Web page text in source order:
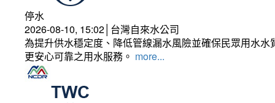
停水
2026-08-10, 15:02│台灣自來水公司
為提升供水穩定度、降低管線漏水風險並確保民眾用水
更安心可靠之用水服務。 more...